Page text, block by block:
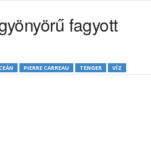
fagyott
PIERRE CARREAU TENGER VÍZ